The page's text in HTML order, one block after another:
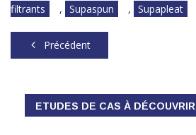
filtrants
, Supaspun , Supapleat
Précédent
ETUDES DE CAS À DÉCOUVRIR